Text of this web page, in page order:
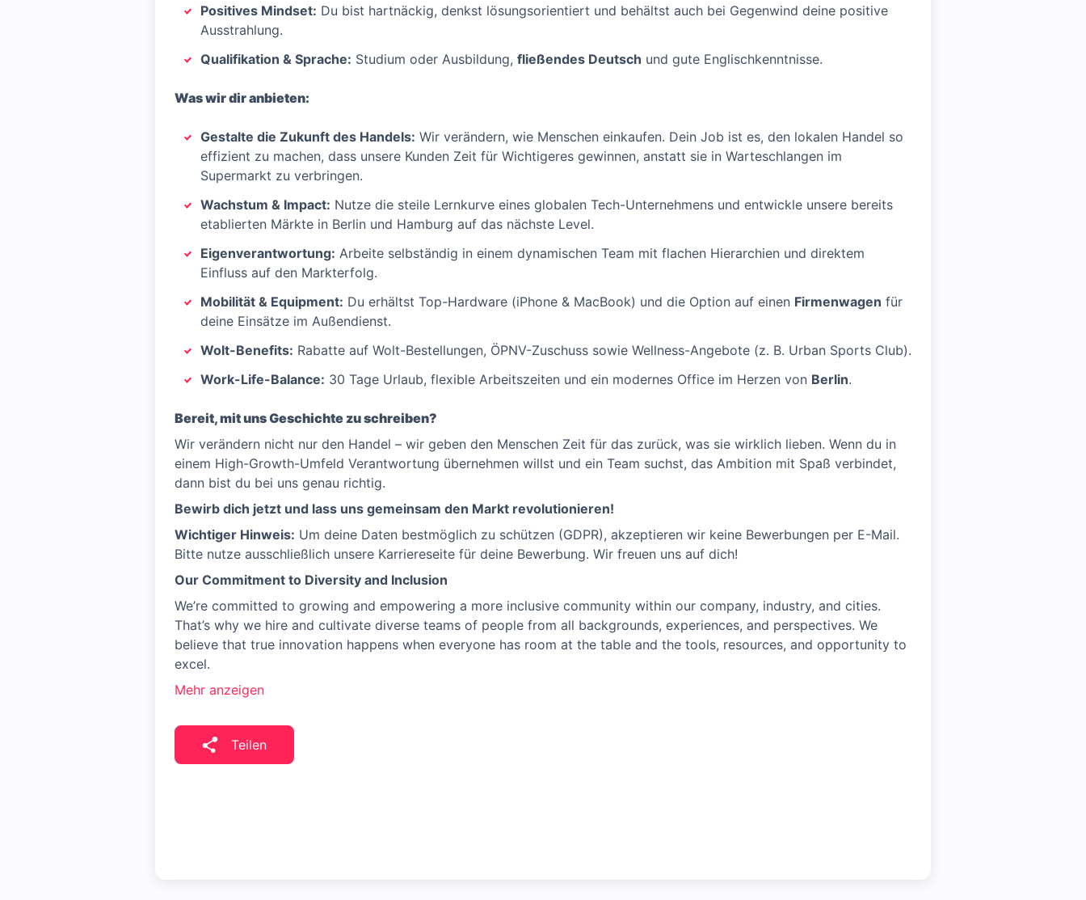
Positives Mindset: Du bist hartnäckig, denkst lösungsorientiert und behältst auch bei Gegenwind deine positive
Ausstrahlung.
Qualifikation & Sprache: Studium oder Ausbildung, fließendes Deutsch und gute Englischkenntnisse.
Was wir dir anbieten:
Gestalte die Zukunft des Handels: Wir verändern, wie Menschen einkaufen. Dein Job ist es, den lokalen Handel so
effizient zu machen, dass unsere Kunden Zeit für Wichtigeres gewinnen, anstatt sie in Warteschlangen im
Supermarkt zu verbringen.
Wachstum & Impact: Nutze die steile Lernkurve eines globalen Tech-Unternehmens und entwickle unsere bereits
etablierten Märkte in Berlin und Hamburg auf das nächste Level.
Eigenverantwortung: Arbeite selbständig in einem dynamischen Team mit flachen Hierarchien und direktem
Einfluss auf den Markterfolg.
Mobilität & Equipment: Du erhältst Top-Hardware (iPhone & MacBook) und die Option auf einen Firmenwagen für
deine Einsätze im Außendienst.
Wolt-Benefits: Rabatte auf Wolt-Bestellungen, ÖPNV-Zuschuss sowie Wellness-Angebote (z. B. Urban Sports Club).
Work-Life-Balance: 30 Tage Urlaub, flexible Arbeitszeiten und ein modernes Office im Herzen von Berlin.
Bereit, mit uns Geschichte zu schreiben?
Wir verändern nicht nur den Handel – wir geben den Menschen Zeit für das zurück, was sie wirklich lieben. Wenn du in
einem High-Growth-Umfeld Verantwortung übernehmen willst und ein Team suchst, das Ambition mit Spaß verbindet,
dann bist du bei uns genau richtig.
Bewirb dich jetzt und lass uns gemeinsam den Markt revolutionieren!
Wichtiger Hinweis: Um deine Daten bestmöglich zu schützen (GDPR), akzeptieren wir keine Bewerbungen per E-Mail.
Bitte nutze ausschließlich unsere Karriereseite für deine Bewerbung. Wir freuen uns auf dich!
Our Commitment to Diversity and Inclusion
We’re committed to growing and empowering a more inclusive community within our company, industry, and cities.
That’s why we hire and cultivate diverse teams of people from all backgrounds, experiences, and perspectives. We
believe that true innovation happens when everyone has room at the table and the tools, resources, and opportunity to
excel.
Mehr anzeigen
Teilen